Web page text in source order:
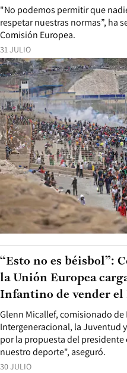
31 JULIO
"No podemos permitir que
respetar nuestras normas”, ha
Comisión Europea.
30 JULIO
Glenn Micallef, comisionado de
Intergeneracional, la Juventud
por la propuesta del presidente
nuestro deporte", aseguró.
“Esto no es béisbol”:
la Unión Europea
Infantino de vender